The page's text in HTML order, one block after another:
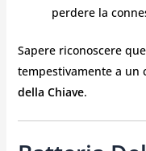
perdere la
Sapere riconoscere
tempestivamente a un
della Chiave.